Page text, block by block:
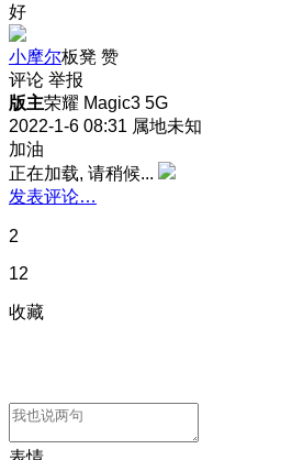
好
小摩尔板凳 赞
评论 举报
版主荣耀 Magic3 5G
2022-1-6 08:31 属地未知
加油
正在加载, 请稍候...
发表评论…
2
12
收藏